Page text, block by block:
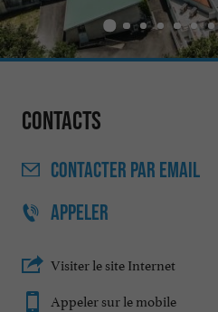
Contacts
CONTACTER PAR EMAIL
APPELER
Visiter le site Internet
Appeler sur le mobile